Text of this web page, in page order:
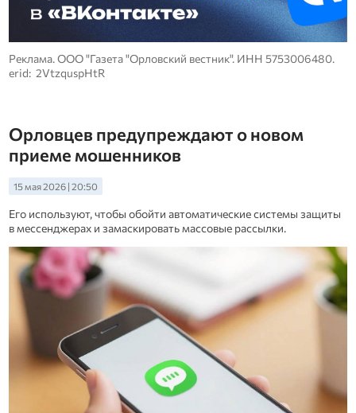
Реклама. ООО "Газета "Орловский вестник". ИНН 5753006480.
erid: 2VtzquspHtR
Орловцев предупреждают о новом
приеме мошенников
15 мая 2026 | 20:50
Его используют, чтобы обойти автоматические системы защиты
в мессенджерах и замаскировать массовые рассылки.